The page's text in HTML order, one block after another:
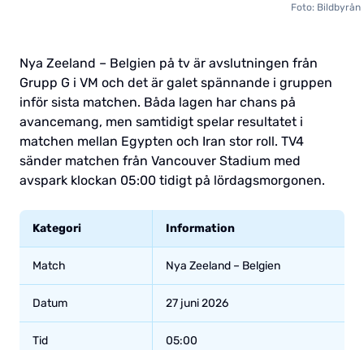
Foto: Bildbyrån
Nya Zeeland – Belgien på tv är avslutningen från
Grupp G i VM och det är galet spännande i gruppen
inför sista matchen. Båda lagen har chans på
avancemang, men samtidigt spelar resultatet i
matchen mellan Egypten och Iran stor roll. TV4
sänder matchen från Vancouver Stadium med
avspark klockan 05:00 tidigt på lördagsmorgonen.
Kategori Information
Match Nya Zeeland – Belgien
Datum 27 juni 2026
Tid 05:00